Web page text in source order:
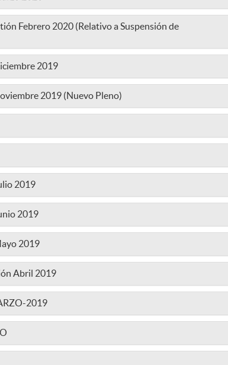
Febrero 2020 (Relativo a Suspensión de
2019
2019 (Nuevo Pleno)
2019
2019
2019
Abril 2019
2019